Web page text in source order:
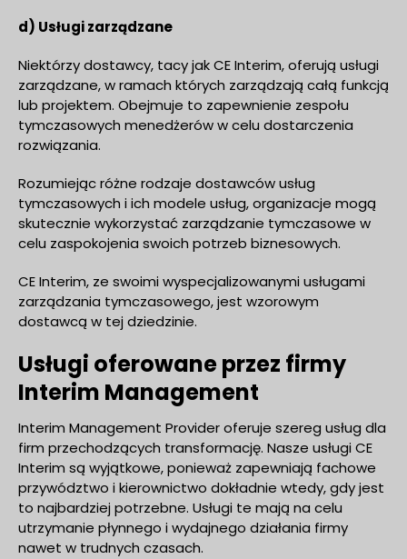
d) Usługi zarządzane
Niektórzy dostawcy, tacy jak CE Interim, oferują usługi
zarządzane, w ramach których zarządzają całą funkcją
lub projektem. Obejmuje to zapewnienie zespołu
tymczasowych menedżerów w celu dostarczenia
rozwiązania.
Rozumiejąc różne rodzaje dostawców usług
tymczasowych i ich modele usług, organizacje mogą
skutecznie wykorzystać zarządzanie tymczasowe w
celu zaspokojenia swoich potrzeb biznesowych.
CE Interim, ze swoimi wyspecjalizowanymi usługami
zarządzania tymczasowego, jest wzorowym
dostawcą w tej dziedzinie.
Usługi oferowane przez firmy
Interim Management
Interim Management Provider oferuje szereg usług dla
firm przechodzących transformację. Nasze usługi CE
Interim są wyjątkowe, ponieważ zapewniają fachowe
przywództwo i kierownictwo dokładnie wtedy, gdy jest
to najbardziej potrzebne. Usługi te mają na celu
utrzymanie płynnego i wydajnego działania firmy
nawet w trudnych czasach.